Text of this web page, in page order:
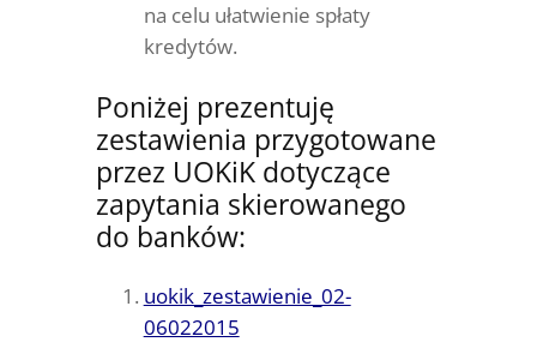
na celu ułatwienie spłaty
kredytów.
Poniżej prezentuję
zestawienia przygotowane
przez UOKiK dotyczące
zapytania skierowanego
do banków:
uokik_zestawienie_02-
06022015